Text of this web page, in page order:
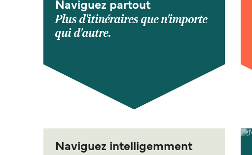
Naviguez partout
Plus d'itinéraires que n'importe
qui d'autre.
Naviguez intelligemment